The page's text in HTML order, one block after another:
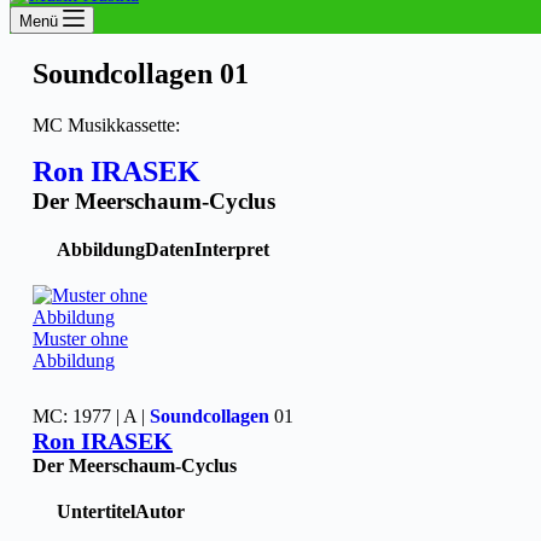
Menü
Soundcollagen 01
MC Musikkassette:
Ron IRASEK
Der Meerschaum-Cyclus
AbbildungDatenInterpret
Muster ohne
Abbildung
MC: 1977 | A | Soundcollagen 01
Ron IRASEK
Der Meerschaum-Cyclus
UntertitelAutor